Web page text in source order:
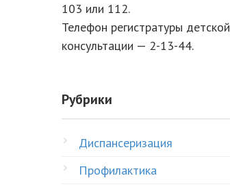
103 или 112.
Телефон регистратуры детской
консультации — 2-13-44.
Рубрики
Диспансеризация
Профилактика